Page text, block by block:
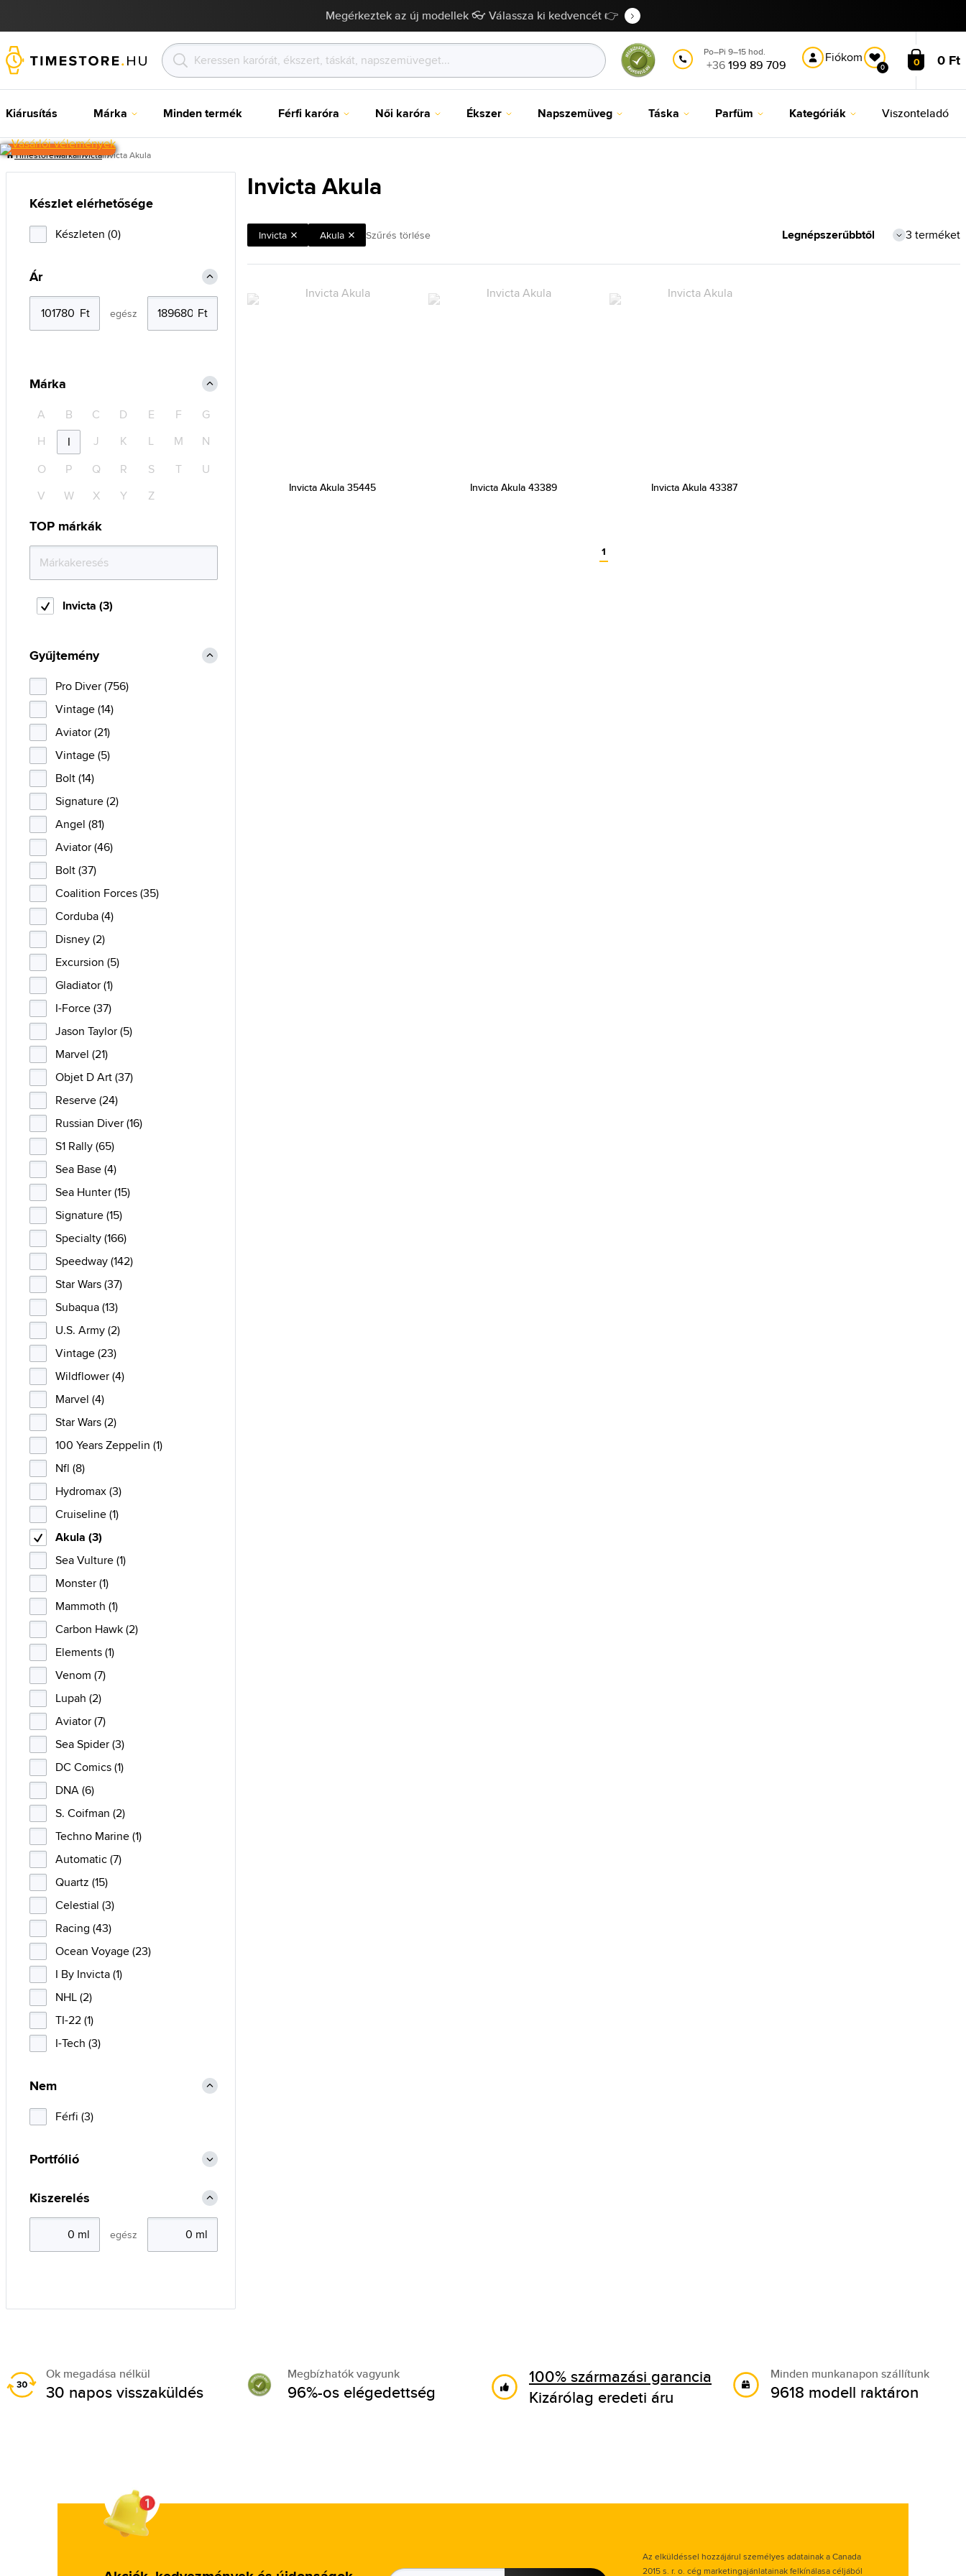
Megérkeztek az új modellek 👓 Válassza ki kedvencét 👉
Po–Pi 9–15 hod.
+36199 89 709 Fiókom
0 0 0 Ft
Kiárusítás Márka Minden termék Férfi karóra Női karóra Ékszer Napszemüveg Táska Parfüm Kategóriák Viszonteladó
TimestoreMárkaInvictaInvicta Akula
Invicta Akula
Invicta Akula Szűrés törlése 3 terméket
Invicta Akula 35445 Invicta Akula 43389 Invicta Akula 43387
1
Készlet elérhetősége
Készleten (0)
Ár
egész
Márka
A B C D E F
G
H
I J K L M
N
O
P Q R S T
U
V
W X Y Z
TOP márkák
Invicta (3)
Gyűjtemény
Pro Diver (756)
Vintage (14)
Aviator (21)
Vintage (5)
Bolt (14)
Signature (2)
Angel (81)
Aviator (46)
Bolt (37)
Coalition Forces (35)
Corduba (4)
Disney (2)
Excursion (5)
Gladiator (1)
I-Force (37)
Jason Taylor (5)
Marvel (21)
Objet D Art (37)
Reserve (24)
Russian Diver (16)
S1 Rally (65)
Sea Base (4)
Sea Hunter (15)
Signature (15)
Specialty (166)
Speedway (142)
Star Wars (37)
Subaqua (13)
U.S. Army (2)
Vintage (23)
Wildflower (4)
Marvel (4)
Star Wars (2)
100 Years Zeppelin (1)
Nfl (8)
Hydromax (3)
Cruiseline (1)
Akula (3)
Sea Vulture (1)
Monster (1)
Mammoth (1)
Carbon Hawk (2)
Elements (1)
Venom (7)
Lupah (2)
Aviator (7)
Sea Spider (3)
DC Comics (1)
DNA (6)
S. Coifman (2)
Techno Marine (1)
Automatic (7)
Quartz (15)
Celestial (3)
Racing (43)
Ocean Voyage (23)
I By Invicta (1)
NHL (2)
TI-22 (1)
I-Tech (3)
Nem
Férfi (3)
Portfólió
Kiszerelés
egész
Ok megadása nélkül
30 napos visszaküldés
Megbízhatók vagyunk
96%-os elégedettség
100% származási garancia
Kizárólag eredeti áru
Minden munkanapon szállítunk
9618 modell raktáron
Az elküldéssel hozzájárul személyes adatainak a Canada
2015 s. r. o. cég marketingajánlatainak felkínálasa céljából